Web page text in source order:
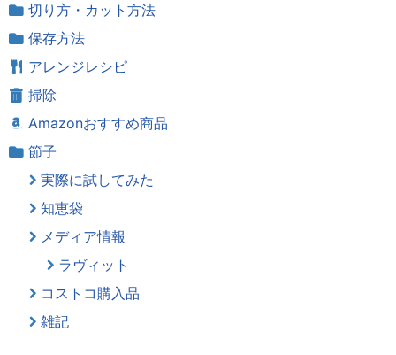
切り方・カット方法
保存方法
アレンジレシピ
掃除
Amazonおすすめ商品
節子
実際に試してみた
知恵袋
メディア情報
ラヴィット
コストコ購入品
雑記